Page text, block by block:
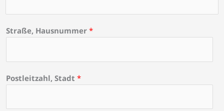
Straße, Hausnummer *
Postleitzahl, Stadt *